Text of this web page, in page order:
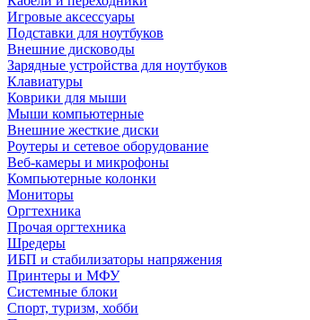
Игровые аксессуары
Подставки для ноутбуков
Внешние дисководы
Зарядные устройства для ноутбуков
Клавиатуры
Коврики для мыши
Мыши компьютерные
Внешние жесткие диски
Роутеры и сетевое оборудование
Веб-камеры и микрофоны
Компьютерные колонки
Мониторы
Оргтехника
Прочая оргтехника
Шредеры
ИБП и стабилизаторы напряжения
Принтеры и МФУ
Системные блоки
Спорт, туризм, хобби